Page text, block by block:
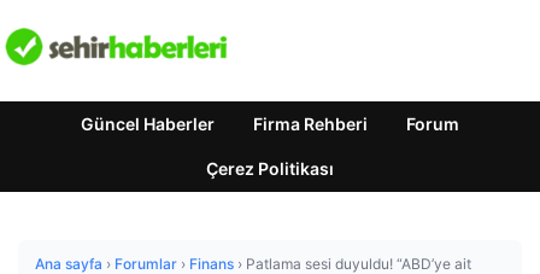
Güncel Haberler Firma Rehberi Forum
Çerez Politikası
Ana sayfa › Forumlar › Finans › Patlama sesi duyuldu! “ABD’ye ait